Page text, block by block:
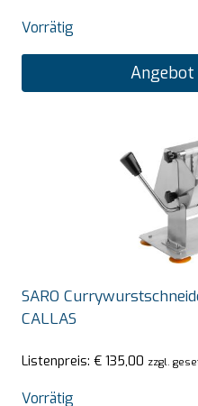
Vorrätig
SARO
CALLAS
Listenpreis: € 135,00 zzgl.
Vorrätig